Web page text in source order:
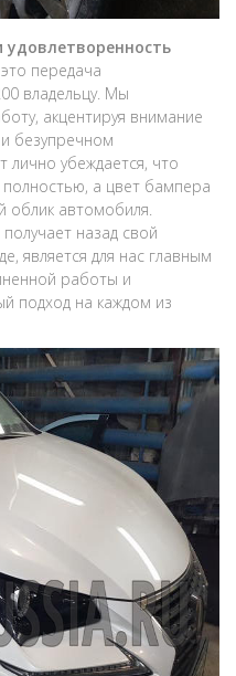
передача
владельцу. Мы
акцентируя внимание
безупречном
лично убеждается, что
а цвет бампера
облик автомобиля.
назад свой
является для нас главным
работы и
подход на каждом из